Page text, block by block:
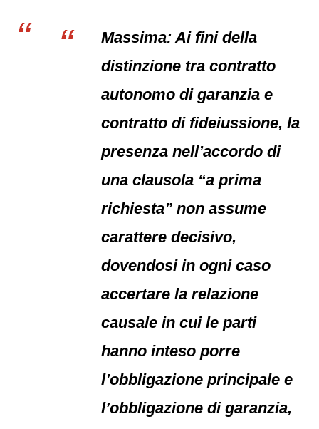
Massima: Ai fini della
distinzione tra contratto
autonomo di garanzia e
contratto di fideiussione, la
presenza nell’accordo di
una clausola “a prima
richiesta” non assume
carattere decisivo,
dovendosi in ogni caso
accertare la relazione
causale in cui le parti
hanno inteso porre
l’obbligazione principale e
l’obbligazione di garanzia,